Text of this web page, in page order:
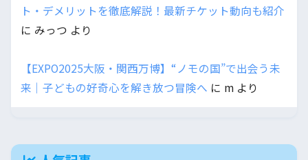
ト・デメリットを徹底解説！最新チケット動向も紹介
に みっつ より
【EXPO2025大阪・関西万博】“ノモの国”で出会う未
来｜子どもの好奇心を解き放つ冒険へ に m より